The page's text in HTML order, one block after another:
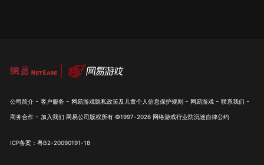
公司简介 - 客户服务 - 网易游戏隐私政策及儿童个人信息保护规则 - 网易游戏 - 联系我们 -
商务合作 - 加入我们 网易公司版权所有 ©1997-2026 网络游戏行业防沉迷自律公约
ICP备案：粤B2-20090191-18